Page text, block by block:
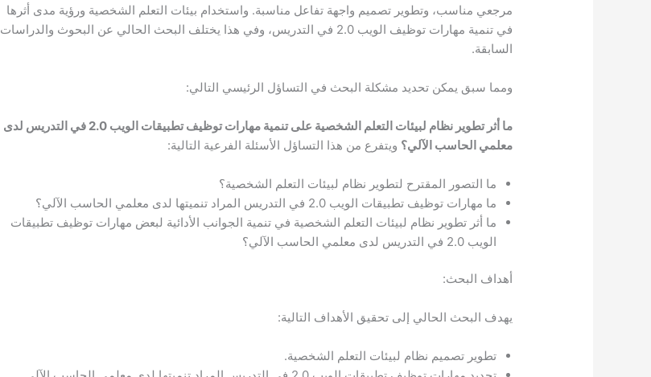
مرجعي مناسب، وتطوير تصميم واجهة تفاعل مناسبة. واستخدام بيئات التعلم الشخصية ورؤية مدى أثرها
في تنمية مهارات توظيف الويب 2.0 في التدريس، وفي هذا يختلف البحث الحالي عن البحوث والدراسات
السابقة.
ومما سبق يمكن تحديد مشكلة البحث في التساؤل الرئيسي التالي:
ما أثر تطوير نظام لبيئات التعلم الشخصية على تنمية مهارات توظيف تطبيقات الويب 2.0 في التدريس لدى
معلمي الحاسب الآلي؟ ويتفرع من هذا التساؤل الأسئلة الفرعية التالية:
ما التصور المقترح لتطوير نظام لبيئات التعلم الشخصية؟
ما مهارات توظيف تطبيقات الويب 2.0 في التدريس المراد تنميتها لدى معلمي الحاسب الآلي؟
ما أثر تطوير نظام لبيئات التعلم الشخصية في تنمية الجوانب الأدائية لبعض مهارات توظيف تطبيقات
الويب 2.0 في التدريس لدى معلمي الحاسب الآلي؟
أهداف البحث:
يهدف البحث الحالي إلى تحقيق الأهداف التالية:
تطوير تصميم نظام لبيئات التعلم الشخصية.